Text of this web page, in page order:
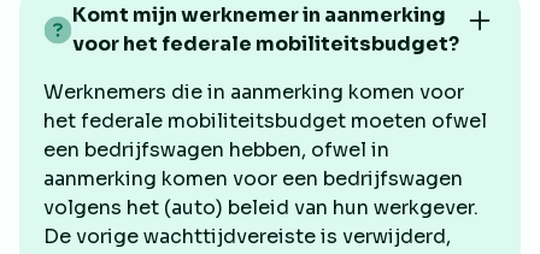
Komt mijn werknemer in aanmerking
voor het federale mobiliteitsbudget?
Werknemers die in aanmerking komen voor
het federale mobiliteitsbudget moeten ofwel
een bedrijfswagen hebben, ofwel in
aanmerking komen voor een bedrijfswagen
volgens het (auto) beleid van hun werkgever.
De vorige wachttijdvereiste is verwijderd,